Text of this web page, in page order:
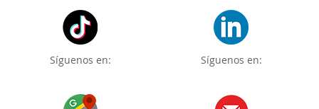
Síguenos en: Síguenos en: